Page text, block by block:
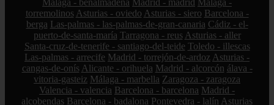
torremolinos Asturias - oviedo Asturias - siero Barcelona -
berga Las-palmas - las-palmas-de-gran-canaria Cádiz - el-
puerto-de-santa-maría Tarragona - reus Asturias - aller
Santa-cruz-de-tenerife - santiago-del-teide Toledo - illescas
Las-palmas - arrecife Madrid - torrejón-de-ardoz Asturias -
cangas-de-onís Alicante - orihuela Madrid - alcorcón álava -
vitoria-gasteiz Málaga - marbella Zaragoza - zaragoza
Valencia - valencia Barcelona - barcelona Madrid -
alcobendas Barcelona - badalona Pontevedra - lalín Asturias